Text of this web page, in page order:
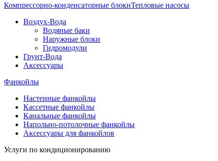
Компрессорно-конденсаторные блокиТепловые насосы
Воздух-Вода
Водяные баки
Наружные блоки
Гидромодули
Грунт-Вода
Аксессуары
Фанкойлы
Настенные фанкойлы
Кассетные фанкойлы
Канальные фанкойлы
Напольно-потолочные фанкойлы
Аксессуары для фанкойлов
Услуги по кондиционированию